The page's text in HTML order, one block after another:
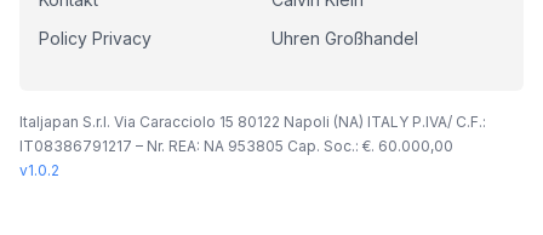
Policy Privacy
Uhren Großhandel
Italjapan S.r.l. Via Caracciolo 15 80122 Napoli (NA) ITALY P.IVA/ C.F.:
IT08386791217 – Nr. REA: NA 953805 Cap. Soc.: €. 60.000,00
v1.0.2